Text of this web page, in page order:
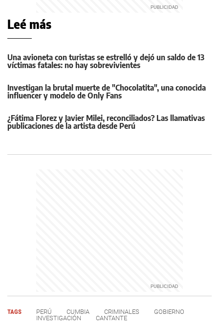
Leé más
Una avioneta con turistas se estrelló y dejó un saldo de 13
víctimas fatales: no hay sobrevivientes
Investigan la brutal muerte de "Chocolatita", una conocida
influencer y modelo de Only Fans
¿Fátima Florez y Javier Milei, reconciliados? Las llamativas
publicaciones de la artista desde Perú
TAGS PERÚ CUMBIA CRIMINALES
GOBIERNO
INVESTIGACIÓN
CANTANTE